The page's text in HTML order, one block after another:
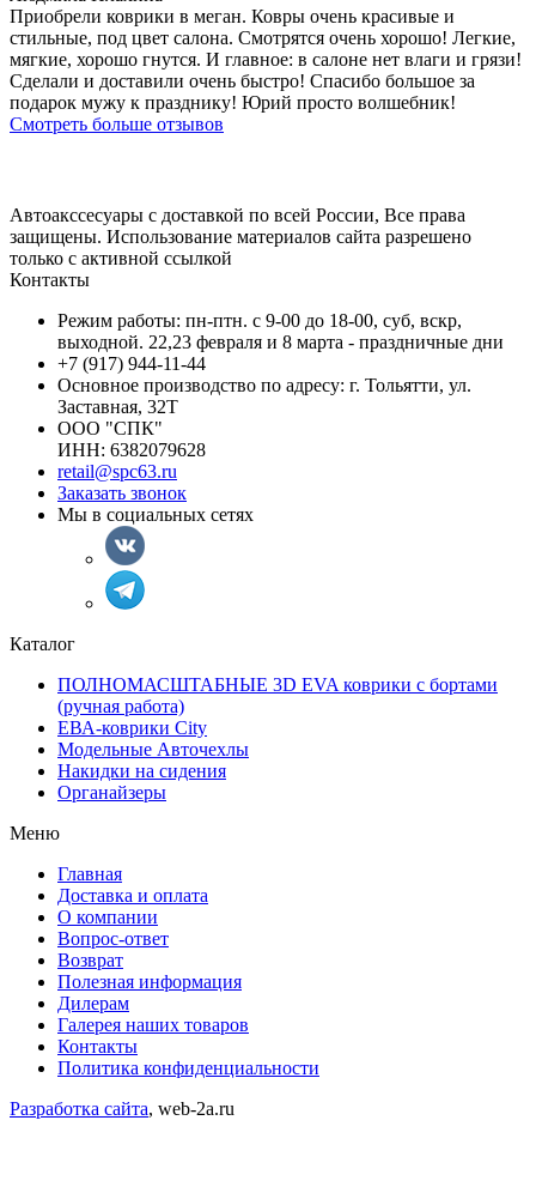
Приобрели коврики в меган. Ковры очень красивые и
стильные, под цвет салона. Смотрятся очень хорошо! Легкие,
мягкие, хорошо гнутся. И главное: в салоне нет влаги и грязи!
Сделали и доставили очень быстро! Спасибо большое за
подарок мужу к празднику! Юрий просто волшебник!
Смотреть больше отзывов
Автоакссесуары с доставкой по всей России, Все права
защищены. Использование материалов сайта разрешено
только с активной ссылкой
Контакты
Режим работы: пн-птн. с 9-00 до 18-00, суб, вскр,
выходной. 22,23 февраля и 8 марта - праздничные дни
+7 (917) 944-11-44
Основное производство по адресу: г. Тольятти, ул.
Заставная, 32Т
ООО "СПК"
ИНН: 6382079628
retail@spc63.ru
Заказать звонок
Мы в социальных сетях
Каталог
ПОЛНОМАСШТАБНЫЕ 3D EVA коврики с бортами
(ручная работа)
ЕВА-коврики City
Модельные Авточехлы
Накидки на сидения
Органайзеры
Меню
Главная
Доставка и оплата
О компании
Вопрос-ответ
Возврат
Полезная информация
Дилерам
Галерея наших товаров
Контакты
Политика конфиденциальности
Разработка сайта, web-2a.ru